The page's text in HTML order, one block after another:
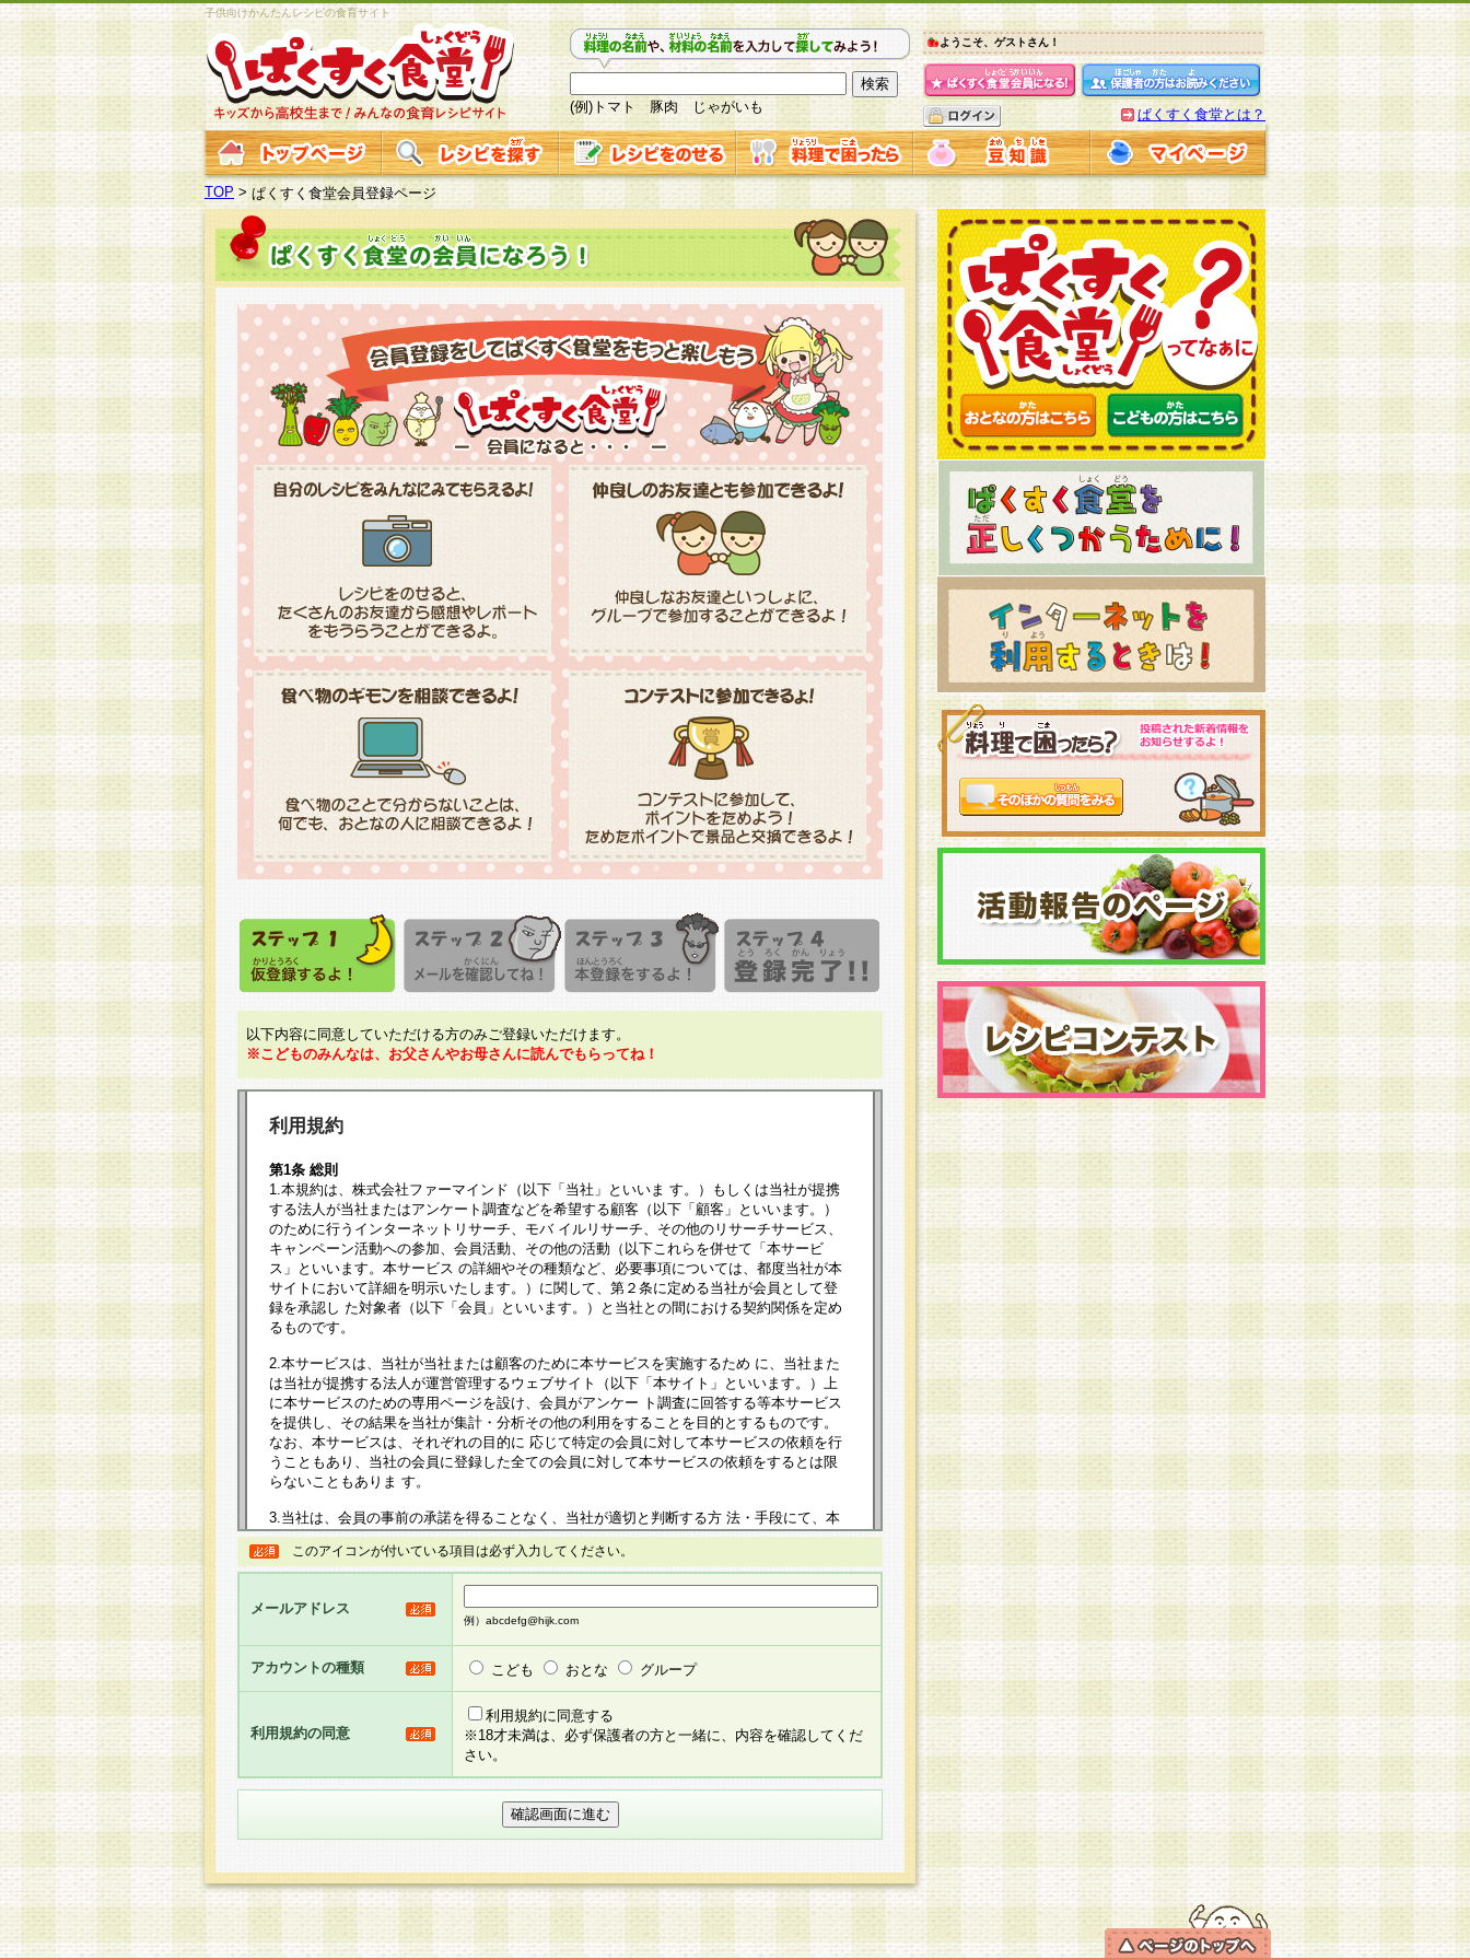
子供向けかんたんレシピの食育サイト
(例)トマト 豚肉 じゃがいも
ようこそ、ゲストさん！
ぱくすく食堂とは？
TOP >ぱくすく食堂会員登録ページ
以下内容に同意していただける方のみご登録いただけます。
※こどものみんなは、お父さんやお母さんに読んでもらってね！
利用規約
第1条 総則
1.本規約は、株式会社ファーマインド（以下「当社」といいま す。）もしくは当社が提携
する法人が当社またはアンケート調査などを希望する顧客（以下「顧客」といいます。）
のために行うインターネットリサーチ、モバ イルリサーチ、その他のリサーチサービス、
キャンペーン活動への参加、会員活動、その他の活動（以下これらを併せて「本サービ
ス」といいます。本サービス の詳細やその種類など、必要事項については、都度当社が本
サイトにおいて詳細を明示いたします。）に関して、第２条に定める当社が会員として登
録を承認し た対象者（以下「会員」といいます。）と当社との間における契約関係を定め
るものです。
2.本サービスは、当社が当社または顧客のために本サービスを実施するため に、当社また
は当社が提携する法人が運営管理するウェブサイト（以下「本サイト」といいます。）上
に本サービスのための専用ページを設け、会員がアンケー ト調査に回答する等本サービス
を提供し、その結果を当社が集計・分析その他の利用をすることを目的とするものです。
なお、本サービスは、それぞれの目的に 応じて特定の会員に対して本サービスの依頼を行
うこともあり、当社の会員に登録した全ての会員に対して本サービスの依頼をするとは限
らないこともありま す。
3.当社は、会員の事前の承諾を得ることなく、当社が適切と判断する方 法・手段にて、本
規約を任意に制定、変更または修正することができるものとします。改定後の本規約等
は、本規約においては本サイトに掲示したときに、その 他の諸規定については、会員に対
して告知の案内を配信または本サイトに掲示したときのいずれか早い時期をもってその効
るものとします。
5.当社がお聞きする個人情報は、すべて会員登録希望者の自由な意思で提 供いただいたも
のと考えております。従って、会員登録希望者が自らの個人情報の提供を希望されない場
合には、当社はその個人情報をお預かりいたしません が、提供されないことによって、当
社の取扱商品やサービス等をご利用いただけない場合がありますことを予めご了承くださ
い。
6.当社は、お客様から当社が保有している個人情報の開示・訂正・追加・ 利用停止等を求
められた場合には、ご本人様であることが当社にて確認できた場合に限り、法令に準拠し
せ先となります。
第2条 会員の資格
1.会員とは、本規約等を承諾のうえ、当社所定の登録手続きを全て完了し、当社が承認した
このアイコンが付いている項目は必ず入力してください。
メールアドレス
例）abcdefg@hijk.com
アカウントの種類 こども おとな グループ
利用規約の同意
利用規約に同意する
※18才未満は、必ず保護者の方と一緒に、内容を確認してくだ
さい。